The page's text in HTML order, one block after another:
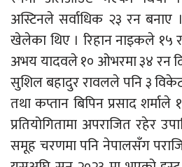
अस्टिनले सर्वाधिक २३ रन
खेलेका थिए । रिहान नाइकले १५
अभय यादवले १० ओभरमा ३४ रन
सुशिल बहादुर रावलले पनि ३
तथा कप्तान बिपिन प्रसाद
प्रतियोगितामा अपराजित रहेर
समूह चरणमा पनि नेपालसँग